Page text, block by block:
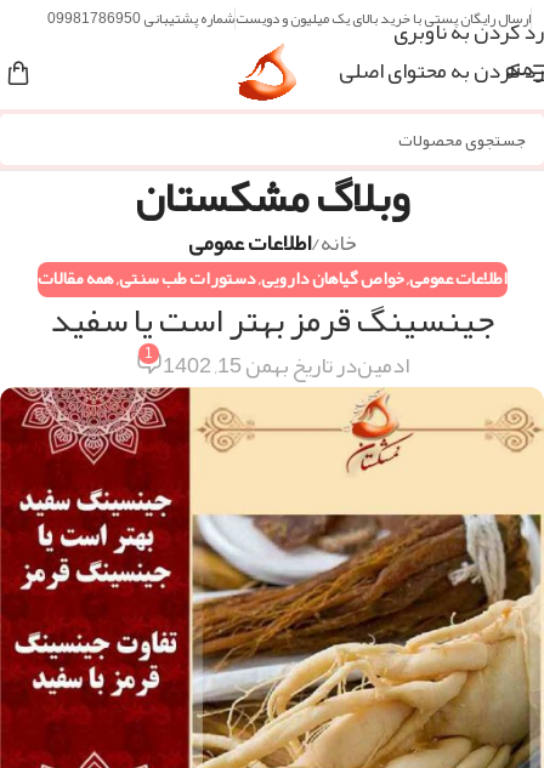
رد کردن به ناوبری
رد کردن به محتوای اصلی
ارسال رایگان پستی با خرید بالای یک میلیون و دویستشماره پشتیبانی 09981786950
منو
وبلاگ مشکستان
خانه/اطلاعات عمومی
اطلاعات عمومی,خواص گیاهان دارویی,دستورات طب سنتی,همه مقالات
جینسینگ قرمز بهتر است یا سفید
ادمیندر تاریخ بهمن 15, 1402 1